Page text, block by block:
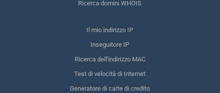
Ricerca domini WHOIS
Il mio indirizzo IP
Inseguitore IP
Ricerca dell'indirizzo MAC
Test di velocità di Internet
Generatore di carte di credito